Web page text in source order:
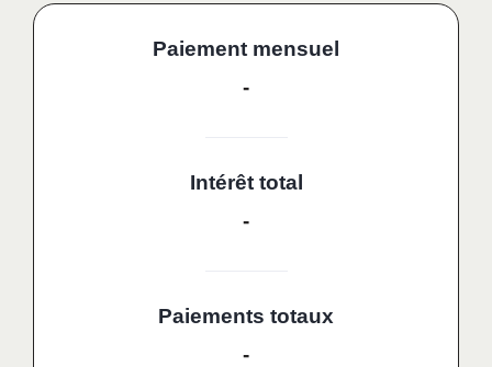
Paiement mensuel
-
Intérêt total
-
Paiements totaux
-